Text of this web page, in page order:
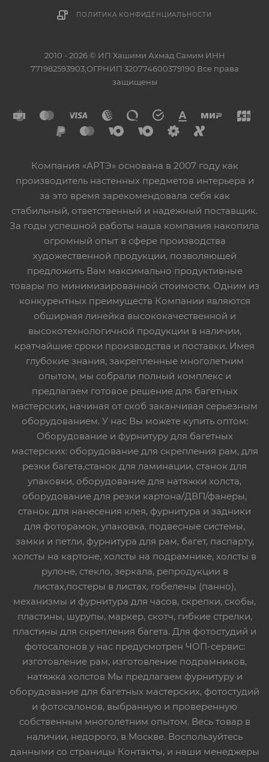
ПОЛИТИКА КОНФИДЕНЦИАЛЬНОСТИ
2010 - 2026 © ИП Хашими Ахмад Самим ИНН
771982593903,ОГРНИП 320774600379190 Все права
защищены
Компания «АРТЭ» основана в 2007 году как
производитель настенных предметов интерьера и
за это время зарекомендовала себя как
стабильный, ответственный и надежный поставщик.
За годы успешной работы наша компания накопила
огромный опыт в сфере производства
художественной продукции, позволяющей
предложить Вам максимально продуктивные
товары по минимизированной стоимости. Одним из
конкурентных преимуществ Компании являются
обширная линейка высококачественной и
высокотехнологичной продукции в наличии,
кратчайшие сроки производства и поставки. Имея
глубокие знания, закрепленные многолетним
опытом, мы собрали полный комплекс и
предлагаем готовое решение для багетных
мастерских, начиная от скоб заканчивая серьезным
оборудованием. У нас Вы можете купить оптом:
Оборудование и фурнитуру для багетных
мастерских: оборудование для скрепления рам, для
резки багета,станок для ламинации, станок для
упаковки, оборудование для натяжки холста,
оборудование для резки картона/ДВП/фанеры,
станок для нанесения клея, фурнитура и задники
для фоторамок, упаковка, подвесные системы,
замки и петли, фурнитура для рам, багет, паспарту,
холсты на картоне, холсты на подрамнике, холсты в
рулоне, стекло, зеркала, репродукции в
листах,постеры в листах, гобелены (панно),
механизмы и фурнитура для часов, скрепки, скобы,
пластины, шурупы, маркер, скотч, гибкие стрелки,
пластины для скрепления багета. Для фотостудий и
фотосалонов у нас предусмотрен ЧОП-сервис:
изготовление рам, изготовление подрамников,
натяжка холстов Мы предлагаем фурнитуру и
оборудование для багетных мастерских, фотостудий
и фотосалонов, выбранную и проверенную
собственным многолетним опытом. Весь товар в
наличии, недорого, в Москве. Воспользуйтесь
данными со страницы Контакты, и наши менеджеры